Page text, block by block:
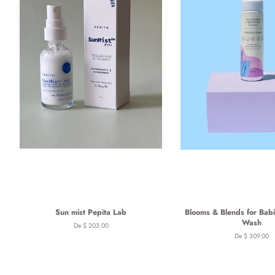
Sun mist Pepita Lab
De $ 203.00
Blooms & Blends for
Wash
De $ 309.00